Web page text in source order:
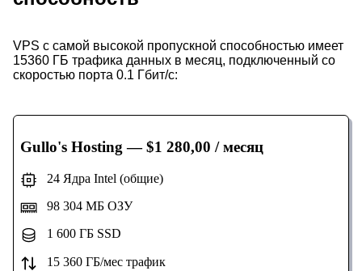
VPS с самой высокой пропускной способностью имеет
15360 ГБ трафика данных в месяц, подключенный со
скоростью порта 0.1 Гбит/с:
Gullo's Hosting — $1 280,00 / месяц
24 Ядра Intel (общие)
98 304 МБ ОЗУ
1 600 ГБ SSD
15 360 ГБ/мес трафик